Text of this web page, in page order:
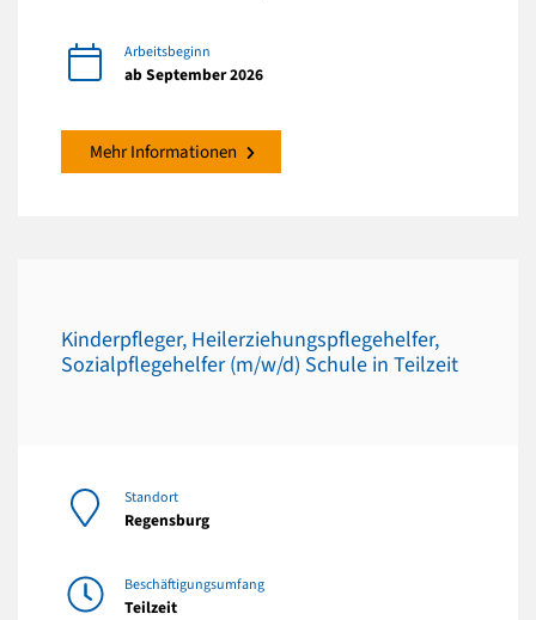
Arbeitsbeginn
ab September 2026
Mehr Informationen
Kinderpfleger, Heilerziehungspflegehelfer,
Sozialpflegehelfer (m/w/d) Schule in Teilzeit
Standort
Regensburg
Beschäftigungsumfang
Teilzeit